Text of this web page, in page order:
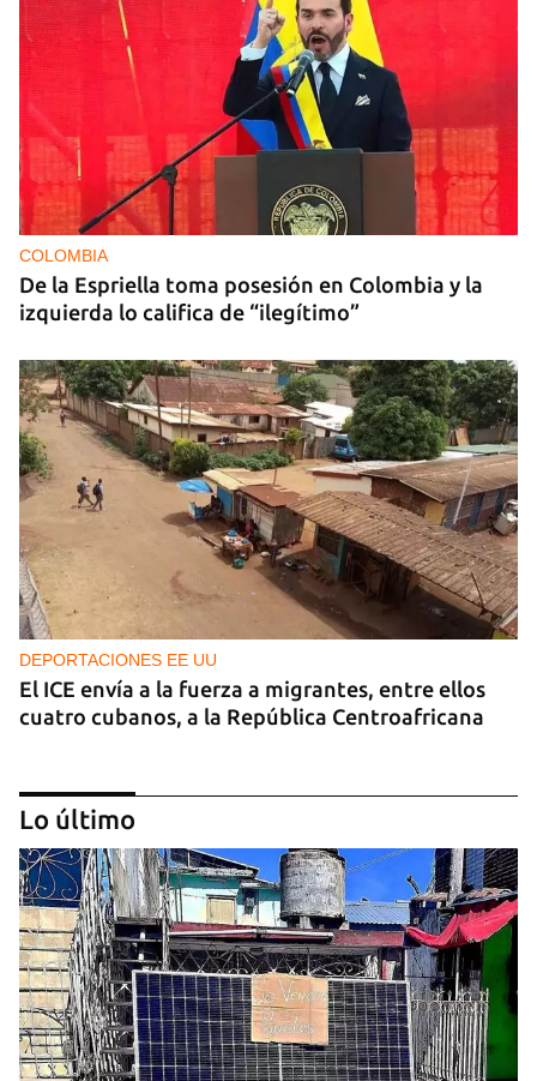
COLOMBIA
De la Espriella toma posesión en Colombia y la
izquierda lo califica de “ilegítimo”
DEPORTACIONES EE UU
El ICE envía a la fuerza a migrantes, entre ellos
cuatro cubanos, a la República Centroafricana
GUERRA
Lo último